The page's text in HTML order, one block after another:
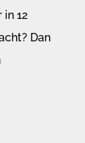
12
Dan